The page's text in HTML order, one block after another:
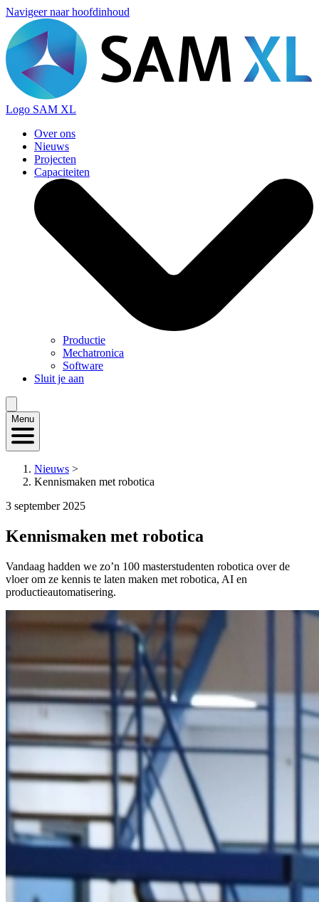
Navigeer naar hoofdinhoud
Logo SAM XL
Over ons
Nieuws
Projecten
Capaciteiten
Productie
Mechatronica
Software
Sluit je aan
Menu
Nieuws >
Kennismaken met robotica
3 september 2025
Kennismaken met robotica
Vandaag hadden we zo’n 100 masterstudenten robotica over de
vloer om ze kennis te laten maken met robotica, AI en
productieautomatisering.